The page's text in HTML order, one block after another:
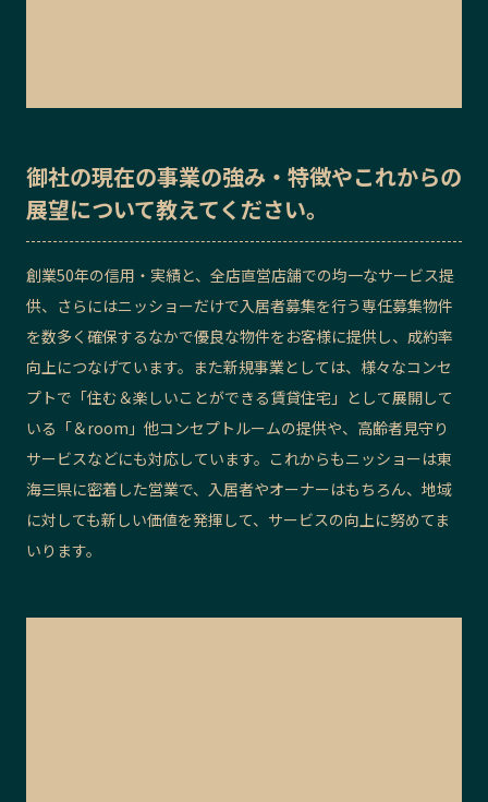
御社の現在の事業の強み・特徴やこれからの
展望について教えてください。
創業50年の信用・実績と、全店直営店舗での均一なサービス提
供、さらにはニッショーだけで入居者募集を行う専任募集物件
を数多く確保するなかで優良な物件をお客様に提供し、成約率
向上につなげています。また新規事業としては、様々なコンセ
プトで「住む＆楽しいことができる賃貸住宅」として展開して
いる「＆room」他コンセプトルームの提供や、高齢者見守り
サービスなどにも対応しています。これからもニッショーは東
海三県に密着した営業で、入居者やオーナーはもちろん、地域
に対しても新しい価値を発揮して、サービスの向上に努めてま
いります。